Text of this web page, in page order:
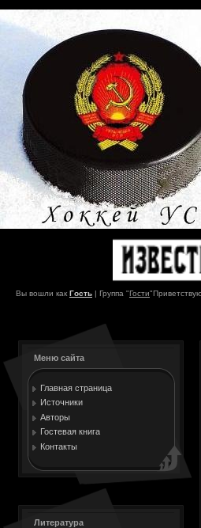
Вы вошли как Гость | Группа "Гости"
Меню сайта
Главная страница
Источники
Авторы
Гостевая книга
Контакты
Литература